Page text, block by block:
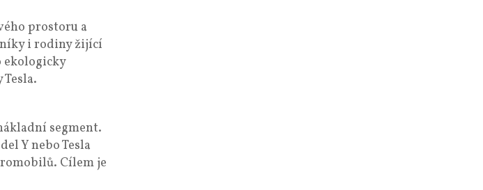
prostoru a
i rodiny žijící
segment.
Y nebo Tesla
Cílem je